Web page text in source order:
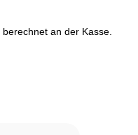
berechnet an der Kasse.